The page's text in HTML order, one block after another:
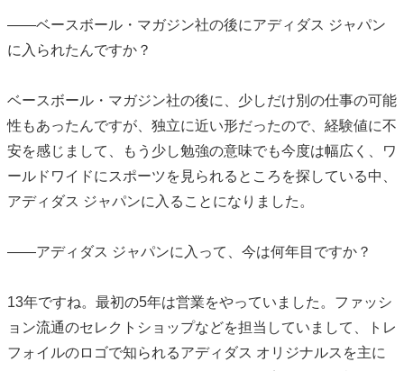
――ベースボール・マガジン社の後にアディダス ジャパン
に入られたんですか？
ベースボール・マガジン社の後に、少しだけ別の仕事の可能
性もあったんですが、独立に近い形だったので、経験値に不
安を感じまして、もう少し勉強の意味でも今度は幅広く、ワ
ールドワイドにスポーツを見られるところを探している中、
アディダス ジャパンに入ることになりました。
――アディダス ジャパンに入って、今は何年目ですか？
13年ですね。最初の5年は営業をやっていました。ファッシ
ョン流通のセレクトショップなどを担当していまして、トレ
フォイルのロゴで知られるアディダス オリジナルスを主に